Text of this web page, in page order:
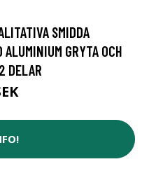
SMIDDA
GRYTA OCH
DELAR